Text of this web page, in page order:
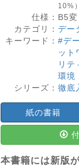
10%）
仕様： B5変
カテゴリ： デー
キーワード： #デ
ット
リテ
環境
シリーズ： 徹底
紙の書籍
本書籍には新版